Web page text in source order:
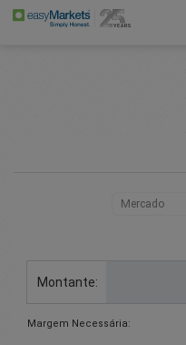
Mercado
Montante:
Margem Necessária: